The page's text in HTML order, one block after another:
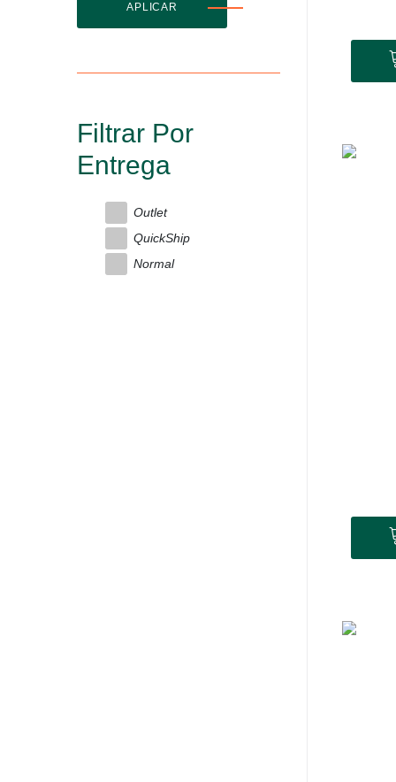
APLICAR
Filtrar Por
Entrega
Outlet
QuickShip
Normal